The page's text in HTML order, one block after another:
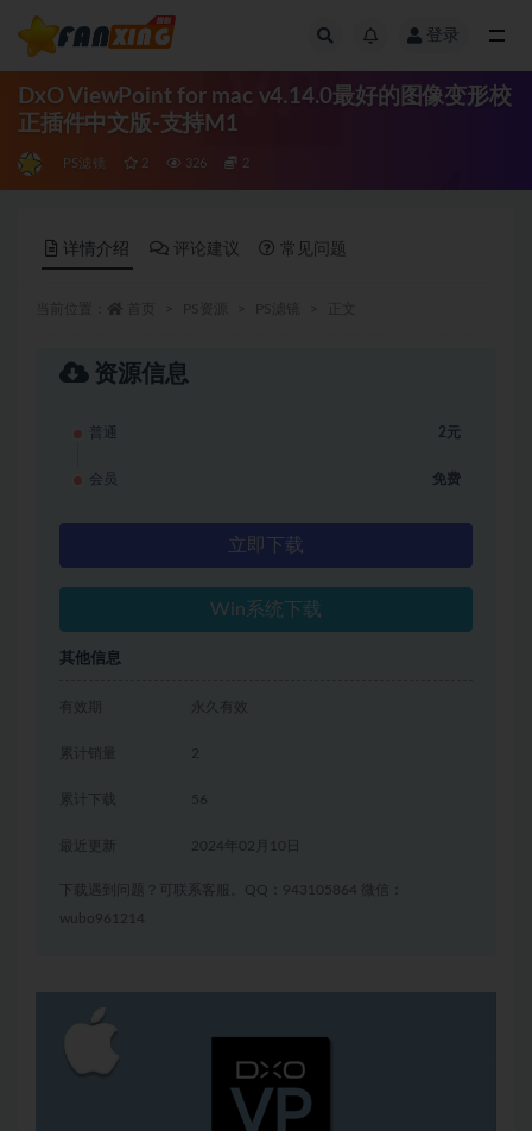
登录
DxO ViewPoint for mac v4.14.0最好的图像变形校
正插件中文版-支持M1
PS滤镜 2 326 2
详情介绍 评论建议 常见问题
资源信息
普通 2元
会员 免费
立即下载
Win系统下载
其他信息
有效期 永久有效
累计销量 2
累计下载 56
2024年02月10日
下载遇到问题？可联系客服。QQ：943105864 微信：
wubo961214